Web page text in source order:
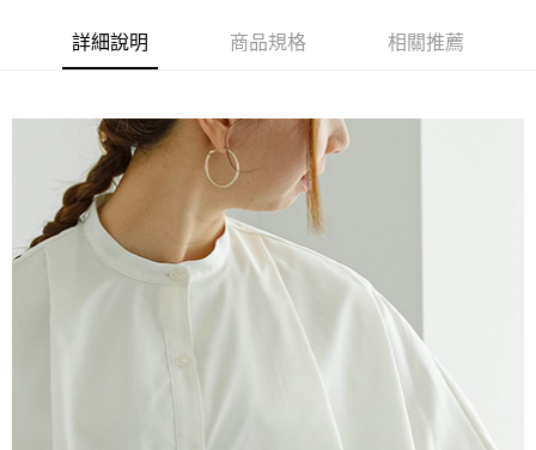
相關說明
【大哥付你分期使用說明】
流程，驗證手機門號後，選擇欲分期的期數、繳款截止日，確認付款後即完
3.實際核准額度、可分期數及費用金額請依後續交易確認頁面所載為準。
4.訂單成立30分鐘內，如未前往確認交易或遇審核未通過，訂單將自動取
消。如遇「轉專審核」未通過狀況，表示未達大哥付你分期系統評分，恕無
法說明評估內容。
【繳款方式說明】
1.分期款項不併入電信帳單，「大哥付你分期」於每月結算日後寄送繳費提
2.透過簡訊連結打開帳單後，可選擇「超商條碼／台灣大直營門市／銀行轉
帳／街口支付／iPASS MONEY」等通路繳費。
1.本服務係由「台灣大哥大股份有限公司」（以下簡稱本公司）所提供，讓
用戶於交易時，得透過本服務購買商品或服務，並由商店將買賣／分期付款
買賣價金債權讓與本公司後，依約使用本公司帳單繳交帳款。
AFTEE先享後付
【關於「AFTEE先享後付」】
AFTEE先享後付是「在收到商品之後才付款」的支付方式。 讓您購物簡單
便利好安心！
１．簡單：不需註冊會員、不需綁卡、不需儲值。
２．便利：只要手機號碼，簡訊認證，即可結帳。
３．安心：先確認商品／服務後，再付款。
【「AFTEE先享後付」結帳流程】
１．於結帳方式選擇「AFTEE先享後付」後，將跳轉至「AFTEE先享後付」
結帳頁面，進行簡訊認證並確認金額後，即可完成結帳。
２．訂單成立數日內，您將收到繳費通知簡訊。
３．收到繳費通知簡訊後14天內，點擊此簡訊中的連結，可透過四大超商／
ATM／網路銀行／等多元方式進行付款，方視為交易完成。
※ 請注意：結帳手續完成當下不需立刻繳費，但若您需要取消訂單，請聯絡
購買商品的店家。未經商家同意取消之訂單仍視為有效，需透過AFTEE先享
運送方式
全家取貨付款
每筆NT$60，滿NT$388(含以上)免運費
每筆NT$60，滿NT$888(含以上)免運費
詳細說明 商品規格 相關推薦